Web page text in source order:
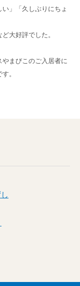
」「久しぶりにちょ
大好評でした。
まびこのご入居者に
。